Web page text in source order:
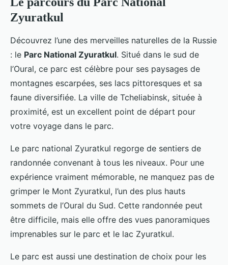
Zyuratkul
Découvrez l’une des merveilles naturelles de la Russie
: le Parc National Zyuratkul. Situé dans le sud de
l’Oural, ce parc est célèbre pour ses paysages de
montagnes escarpées, ses lacs pittoresques et sa
faune diversifiée. La ville de Tcheliabinsk, située à
proximité, est un excellent point de départ pour
votre voyage dans le parc.
Le parc national Zyuratkul regorge de sentiers de
randonnée convenant à tous les niveaux. Pour une
expérience vraiment mémorable, ne manquez pas de
grimper le Mont Zyuratkul, l’un des plus hauts
sommets de l’Oural du Sud. Cette randonnée peut
être difficile, mais elle offre des vues panoramiques
imprenables sur le parc et le lac Zyuratkul.
Le parc est aussi une destination de choix pour les